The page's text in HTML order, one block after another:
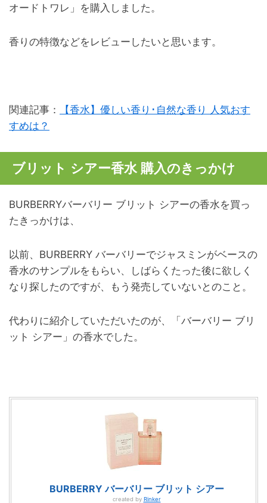
オードトワレ」を購入しました。
香りの特徴などをレビューしたいと思います。
関連記事：
【香水】優しい香り･自然な香り 人気おす
すめは？
ブリット シアー香水 購入のきっかけ
BURBERRYバーバリー ブリット シアーの香水を買っ
たきっかけは、
以前、BURBERRY バーバリーでジャスミンがベースの
香水のサンプルをもらい、しばらくたった後に欲しく
なり探したのですが、もう発売していないとのこと。
代わりに紹介していただいたのが、「バーバリー ブリ
ット シアー」の香水でした。
BURBERRY バーバリー ブリット シアー
created by Rinker